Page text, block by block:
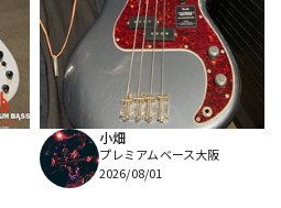
レコーディング機器
楽器アクセサリ
ヴィンテージ
小畑
プレミアムベース大阪
2026/08/01